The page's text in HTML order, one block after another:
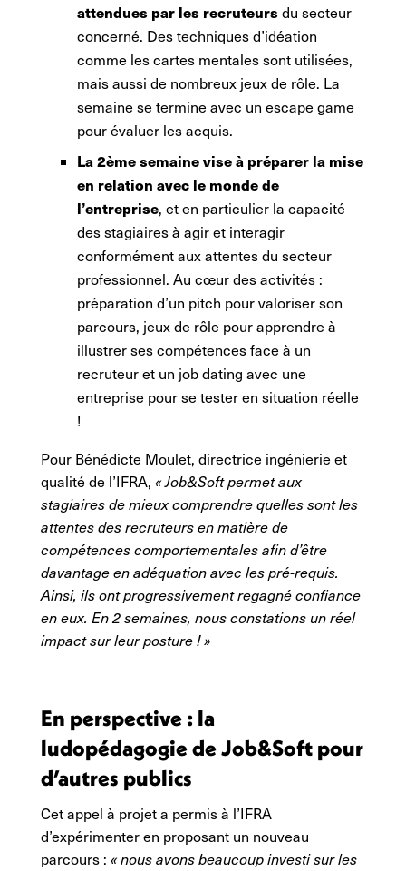
attendues par les recruteurs du secteur
concerné. Des techniques d’idéation
comme les cartes mentales sont utilisées,
mais aussi de nombreux jeux de rôle. La
semaine se termine avec un escape game
pour évaluer les acquis.
La 2ème semaine vise à préparer la mise
en relation avec le monde de
l’entreprise, et en particulier la capacité
des stagiaires à agir et interagir
conformément aux attentes du secteur
professionnel. Au cœur des activités :
préparation d’un pitch pour valoriser son
parcours, jeux de rôle pour apprendre à
illustrer ses compétences face à un
recruteur et un job dating avec une
entreprise pour se tester en situation réelle
!
Pour Bénédicte Moulet, directrice ingénierie et
qualité de l’IFRA, « Job&Soft permet aux
stagiaires de mieux comprendre quelles sont les
attentes des recruteurs en matière de
compétences comportementales afin d’être
davantage en adéquation avec les pré-requis.
Ainsi, ils ont progressivement regagné confiance
en eux. En 2 semaines, nous constations un réel
impact sur leur posture ! »
En perspective : la
ludopédagogie de Job&Soft pour
d’autres publics
Cet appel à projet a permis à l’IFRA
d’expérimenter en proposant un nouveau
parcours : « nous avons beaucoup investi sur les